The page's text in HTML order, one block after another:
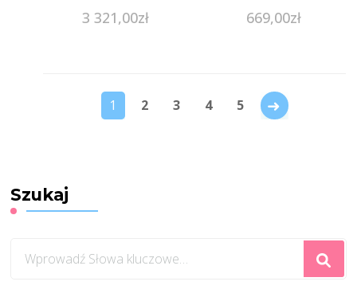
3 321,00zł 669,00zł
1 2 3 4 5
Szukaj
czegoś?